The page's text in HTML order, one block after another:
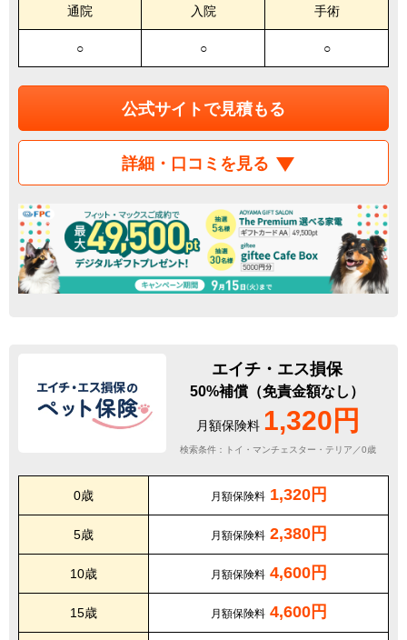
通院 入院 手術
○ ○ ○
公式サイトで見積もる
詳細・口コミを見る
エイチ・エス損保
50%補償（免責金額なし）
月額保険料 1,320円
検索条件：トイ・マンチェスター・テリア／0歳
0歳 月額保険料 1,320円
5歳 月額保険料 2,380円
10歳 月額保険料 4,600円
15歳 月額保険料 4,600円